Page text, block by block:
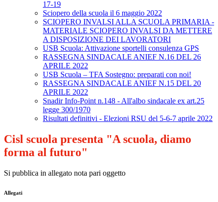
17-19
Sciopero della scuola il 6 maggio 2022
SCIOPERO INVALSI ALLA SCUOLA PRIMARIA -
MATERIALE SCIOPERO INVALSI DA METTERE
A DISPOSIZIONE DEI LAVORATORI
USB Scuola: Attivazione sportelli consulenza GPS
RASSEGNA SINDACALE ANIEF N.16 DEL 26
APRILE 2022
USB Scuola – TFA Sostegno: preparati con noi!
RASSEGNA SINDACALE ANIEF N.15 DEL 20
APRILE 2022
Snadir Info-Point n.148 - All'albo sindacale ex art.25
legge 300/1970
Risultati definitivi - Elezioni RSU del 5-6-7 aprile 2022
Cisl scuola presenta "A scuola, diamo
forma al futuro"
Si pubblica in allegato nota pari oggetto
Allegati